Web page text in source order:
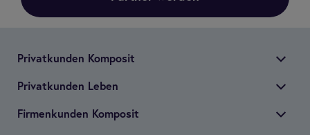
Pri­vat­kun­den Kom­po­sit
Pri­vat­kun­den Leben
Fir­men­kun­den Kom­po­sit